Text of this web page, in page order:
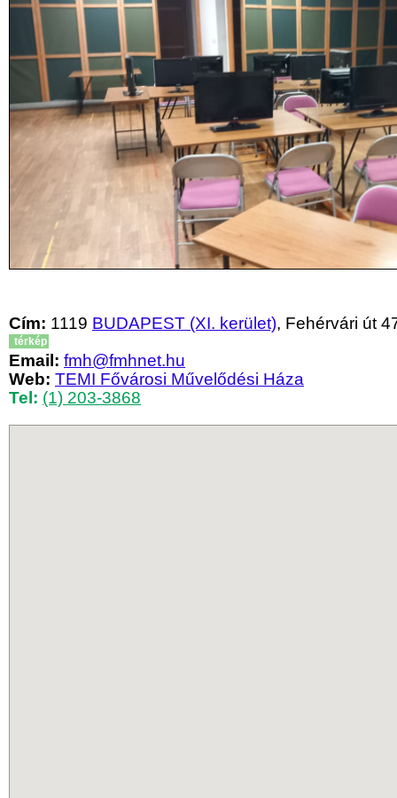
Cím: 1119 BUDAPEST (XI. kerület), Fehérvári út
térkép
Email: fmh@fmhnet.hu
Web: TEMI Fővárosi Művelődési Háza
Tel: (1) 203-3868